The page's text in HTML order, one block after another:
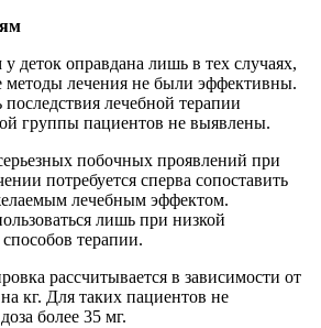
деток оправдана лишь в тех случаях,
методы лечения не были эффективны.
лечебной терапии
группы пациентов не выявлены.
побочных проявлений при
потребуется сперва сопоставить
лечебным эффектом.
лишь при низкой
терапии.
рассчитывается в зависимости от
кг. Для таких пациентов не
более 35 мг.